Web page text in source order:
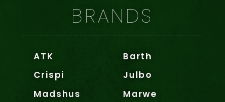
BRANDS
ATK
Barth
Crispi
Julbo
Madshus
Marwe